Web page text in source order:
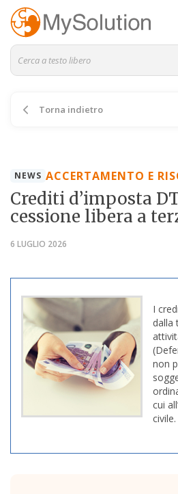
Torna indietro
NEWS ACCERTAMENTO E
Crediti d’imposta
cessione libera a
6 LUGLIO 2026
I
dalla
non
cui all’
civile.